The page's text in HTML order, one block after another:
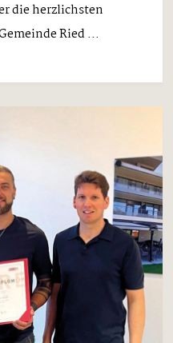
die herzlichsten
Ried ...